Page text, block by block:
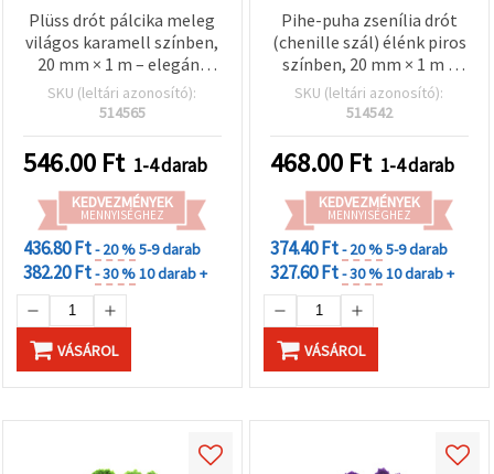
gombra
kattintva.
Fogadja
Plüss drót pálcika meleg
világos karamell színben,
20 mm × 1 m – elegáns
dekorációkhoz, kézműves
alkotáshoz és kreatív DIY
SKU (leltári azonosító):
514565
546.00 Ft 1-4 darab
KEDVEZMÉNYEK
MENNYISÉGHEZ
436.80 Ft- 20 %5-9 darab
382.20 Ft- 30 %10 darab +
VÁSÁROL
Pihe-puha zsenília drót
(chenille szál) élénk piros
színben, 20 mm × 1 m –
ünnepi dekorációhoz,
kreatív kézműves
projektekhez
SKU (leltári azonosító):
514542
468.00 Ft 1-4 darab
KEDVEZMÉNYEK
MENNYISÉGHEZ
374.40 Ft- 20 %5-9 darab
327.60 Ft- 30 %10 darab +
VÁSÁROL